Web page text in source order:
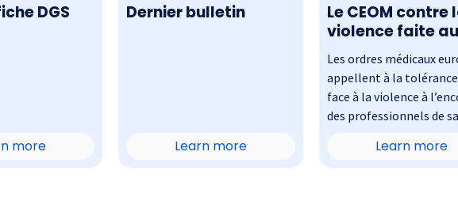
DGS
more
Dernier bulletin
Learn more
Le CEOM contre
violence faite
médecins
Les ordres médicaux
appellent à la
face à la violence à
des professionnels de
Learn more